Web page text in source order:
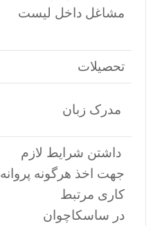
مشاغل داخل لیست
تحصیلات
مدرک زبان
داشتن شرایط لازم
جهت اخذ هرگونه پروانه
کاری مرتبط
در ساسکاچوان